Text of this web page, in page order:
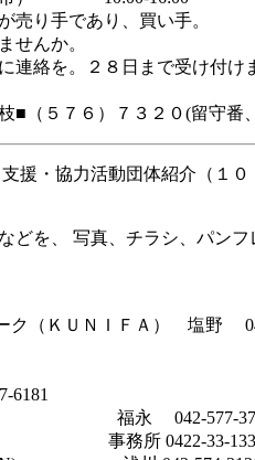
り手であり、買い手。
せんか。
連絡を。２８日まで受け付け
（５７６）７３２０(留守番
援・協力活動団体紹介（１０
どを、 写真、チラシ、パン
ク（ＫＵＮＩＦＡ） 塩野
永 042-577-
事務所 0422-33-